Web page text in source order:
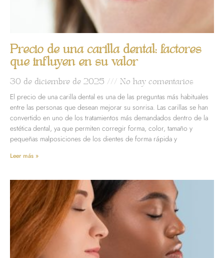
Precio de una carilla dental: factores
que influyen en su valor
30 de diciembre de 2025 No hay comentarios
El precio de una carilla dental es una de las preguntas más habituales
entre las personas que desean mejorar su sonrisa. Las carillas se han
convertido en uno de los tratamientos más demandados dentro de la
estética dental, ya que permiten corregir forma, color, tamaño y
pequeñas malposiciones de los dientes de forma rápida y
Leer más »